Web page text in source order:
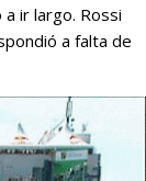
ir largo. Rossi
a falta de